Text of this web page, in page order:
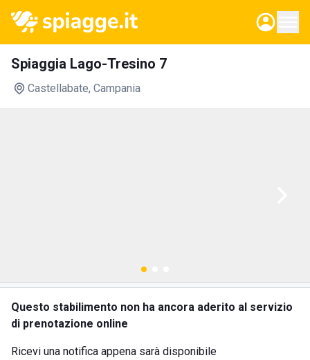
Spiaggia Lago-Tresino 7
Castellabate, Campania
Questo stabilimento non ha ancora aderito al servizio
di prenotazione online
Ricevi una notifica appena sarà disponibile